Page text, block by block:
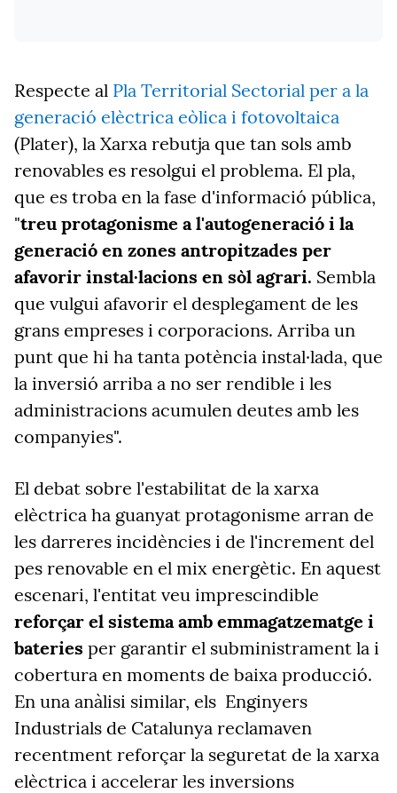
Respecte al Pla Territorial Sectorial per a la
generació elèctrica eòlica i fotovoltaica
(Plater), la Xarxa rebutja que tan sols amb
renovables es resolgui el problema. El pla,
que es troba en la fase d'informació pública,
"treu protagonisme a l'autogeneració i la
generació en zones antropitzades per
afavorir instal·lacions en sòl agrari. Sembla
que vulgui afavorir el desplegament de les
grans empreses i corporacions. Arriba un
punt que hi ha tanta potència instal·lada, que
la inversió arriba a no ser rendible i les
administracions acumulen deutes amb les
companyies".
El debat sobre l'estabilitat de la xarxa
elèctrica ha guanyat protagonisme arran de
les darreres incidències i de l'increment del
pes renovable en el mix energètic. En aquest
escenari, l'entitat veu imprescindible
reforçar el sistema amb emmagatzematge i
bateries per garantir el subministrament la i
cobertura en moments de baixa producció.
En una anàlisi similar, els Enginyers
Industrials de Catalunya reclamaven
recentment reforçar la seguretat de la xarxa
elèctrica i accelerar les inversions